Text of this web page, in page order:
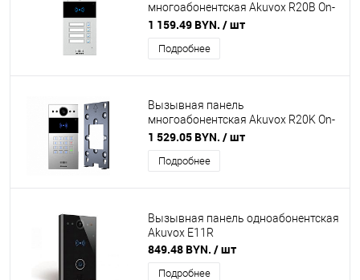
многоабонентская Akuvox R20B On-
Wall на 4 абонента
1 159.49 BYN. / шт
Подробнее
Вызывная панель
многоабонентская Akuvox R20K On-
Wall с кронштейном для наружного
монтажа в комплекте
1 529.05 BYN. / шт
Подробнее
Вызывная панель одноабонентская
Akuvox E11R
849.48 BYN. / шт
Подробнее